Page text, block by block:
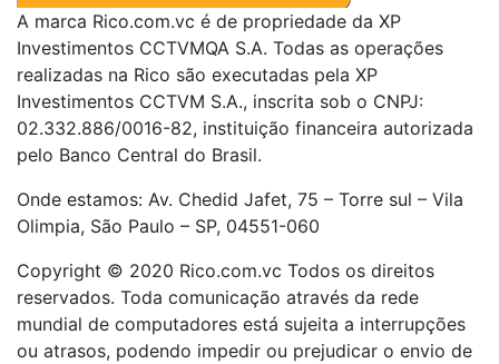
A marca Rico.com.vc é de propriedade da XP
Investimentos CCTVMQA S.A. Todas as operações
realizadas na Rico são executadas pela XP
Investimentos CCTVM S.A., inscrita sob o CNPJ:
02.332.886/0016-82, instituição financeira autorizada
pelo Banco Central do Brasil.
Onde estamos: Av. Chedid Jafet, 75 – Torre sul – Vila
Olimpia, São Paulo – SP, 04551-060
Copyright © 2020 Rico.com.vc Todos os direitos
reservados. Toda comunicação através da rede
mundial de computadores está sujeita a interrupções
ou atrasos, podendo impedir ou prejudicar o envio de